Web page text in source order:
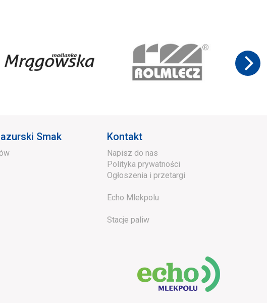
Smak Kontakt
Napisz do nas
Polityka prywatności
Ogłoszenia i przetargi
Echo Mlekpolu
Stacje paliw